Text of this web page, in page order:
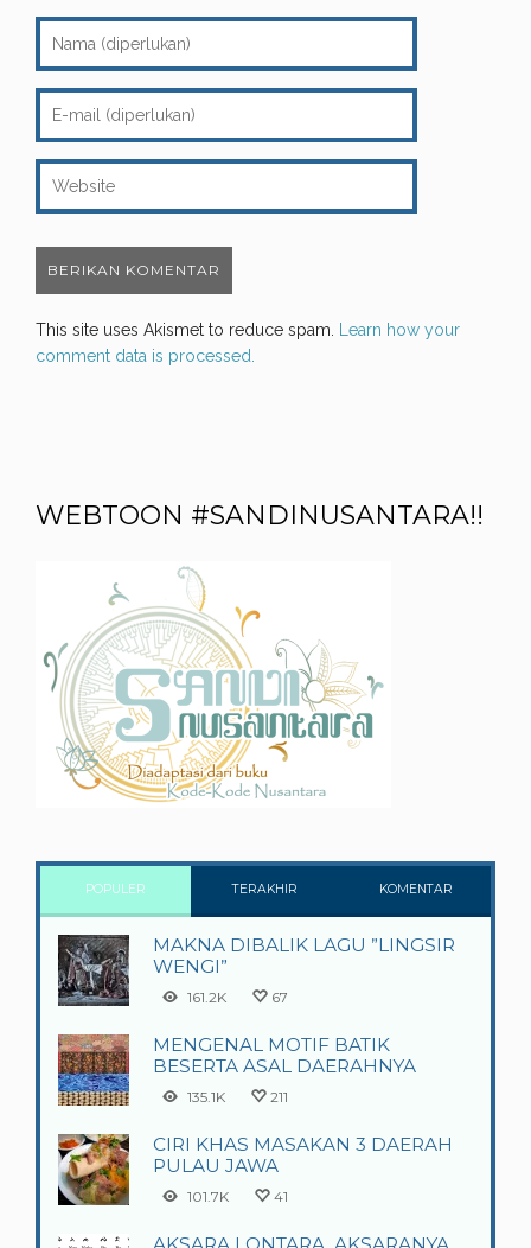
This site uses Akismet to reduce spam. Learn how your
comment data is processed.
WEBTOON #SANDINUSANTARA!!
POPULER TERAKHIR KOMENTAR
MAKNA DIBALIK LAGU ”LINGSIR
WENGI”
161.2K 67
MENGENAL MOTIF BATIK
BESERTA ASAL DAERAHNYA
135.1K 211
CIRI KHAS MASAKAN 3 DAERAH
PULAU JAWA
101.7K 41